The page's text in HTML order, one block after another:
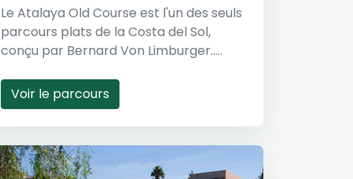
Le Atalaya Old Course est l'un des seuls
parcours plats de la Costa del Sol,
conçu par Bernard Von Limburger.....
Voir le parcours